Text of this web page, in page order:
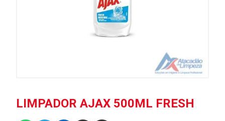
LIMPADOR AJAX 500ML FRESH